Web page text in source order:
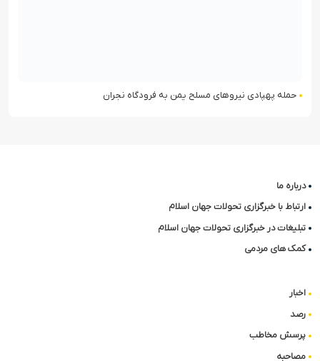
حمله پهپادی نیروهای مسلح یمن به فرودگاه نجران
درباره ما
ارتباط با خبرگزاری تحولات جهان اسلام
تبلیغات در خبرگزاری تحولات جهان اسلام
کمک های مردمی
اخبار
رصد
پرسش مخاطب
مصاحبه